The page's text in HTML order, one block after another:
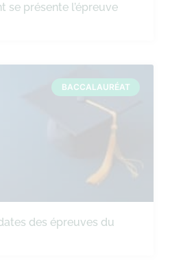
se présente l’épreuve
BACCALAURÉAT
des épreuves du